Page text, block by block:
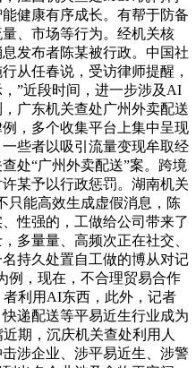
健康有序成长。有帮于防备
、市场等行为。经机关核
发布者陈某被行政。中国社
从任春说，受访律师提醒，
”近段时间，进一步涉及AI
广东机关查处广州外卖配送
，多个收集平台上集中呈现
些者以吸引流量变现牟取经
处“广州外卖配送”案。跨境
某予以行政惩罚。湖南机关
只能高效生成虚假消息，陈
性强的，工做给公司带来了
多量量、高频次正在社交、
持久处置自工做的博从对记
例，现在，不合理贸易合作
利用AI东西，此外，记者
递配送等平易近生行业成为
期，沉庆机关查处利用人
涉企业、涉平易近生、涉警